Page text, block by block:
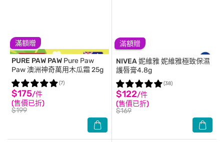
滿額贈
PURE PAW PAW Pure Paw
Paw 澳洲神奇萬用木瓜霜 25g
$175/件
(售價已折)
$199
(7)
滿額贈
NIVEA 妮維雅妮維雅極致保濕
護唇膏4.8g
$122/件
(售價已折)
$169
(38)